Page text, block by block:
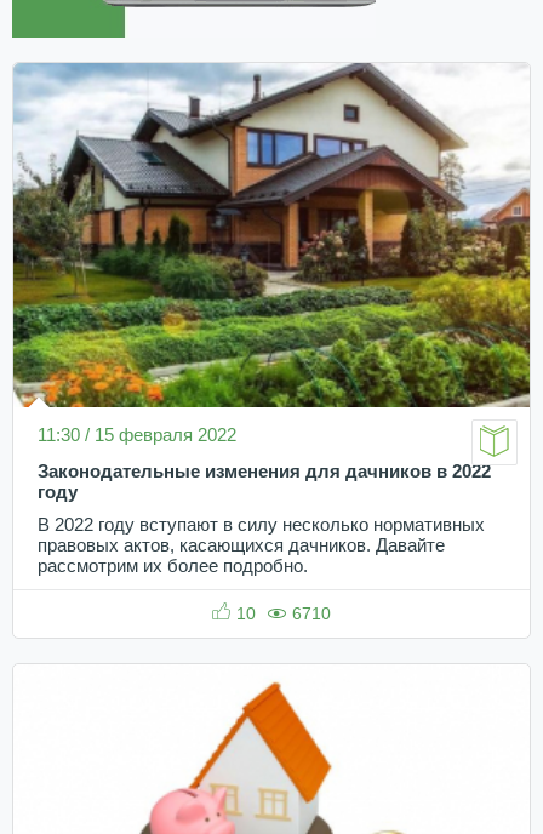
11:30 / 15 февраля 2022
Законодательные изменения для дачников в 2022
году
В 2022 году вступают в силу несколько нормативных
правовых актов, касающихся дачников. Давайте
рассмотрим их более подробно.
10 6710